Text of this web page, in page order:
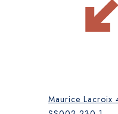
Maurice Lacroix